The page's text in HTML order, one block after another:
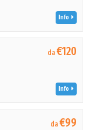
Info
da€120
Info
da€99